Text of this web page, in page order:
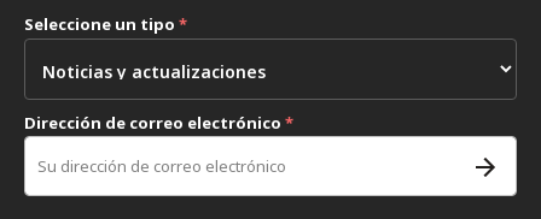
Seleccione un tipo *
Dirección de correo electrónico *